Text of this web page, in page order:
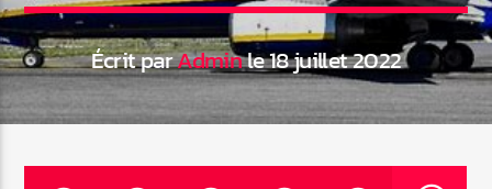
En ce moment
Artiste
Écrit parAdminle 18 juillet 2022